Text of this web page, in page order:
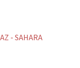
- SAHARA